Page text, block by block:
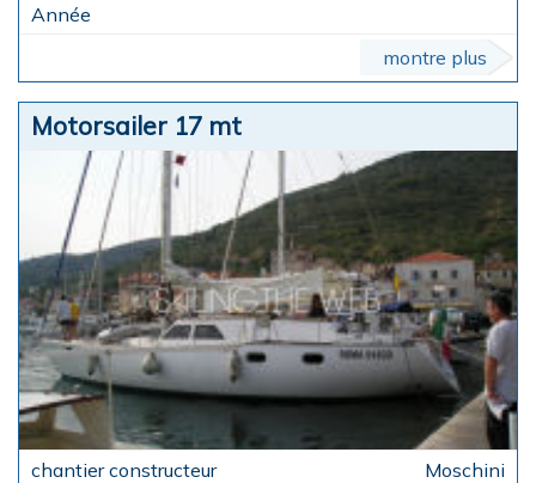
montre plus
Motorsailer 17 mt
Moschini